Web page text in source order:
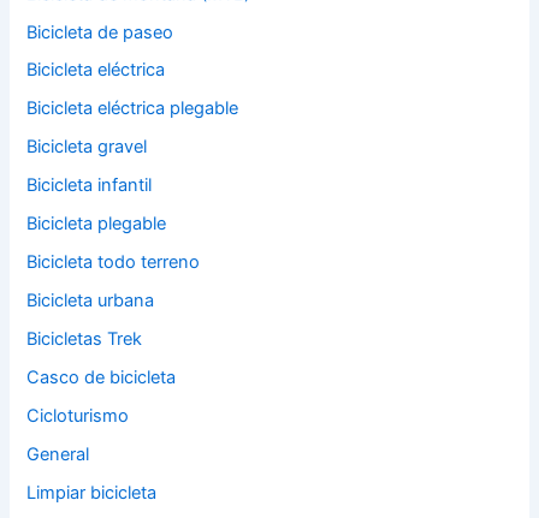
Bicicleta de paseo
Bicicleta eléctrica
Bicicleta eléctrica plegable
Bicicleta gravel
Bicicleta infantil
Bicicleta plegable
Bicicleta todo terreno
Bicicleta urbana
Bicicletas Trek
Casco de bicicleta
Cicloturismo
General
Limpiar bicicleta